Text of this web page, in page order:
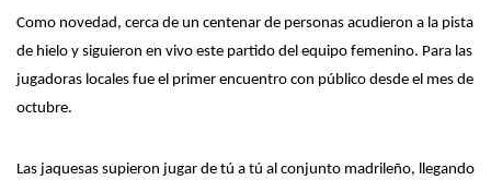
Como novedad, cerca de un centenar de personas acudieron a la pista
de hielo y siguieron en vivo este partido del equipo femenino. Para las
jugadoras locales fue el primer encuentro con público desde el mes de
octubre.
Las jaquesas supieron jugar de tú a tú al conjunto madrileño, llegando